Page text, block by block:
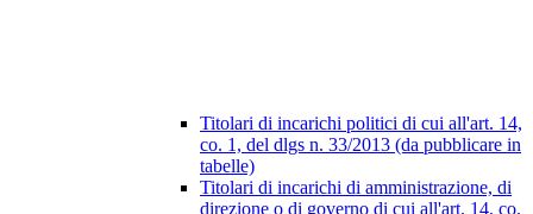
Titolari di incarichi politici di cui all'art. 14,
co. 1, del dlgs n. 33/2013 (da pubblicare in
tabelle)
Titolari di incarichi di amministrazione, di
direzione o di governo di cui all'art. 14, co.